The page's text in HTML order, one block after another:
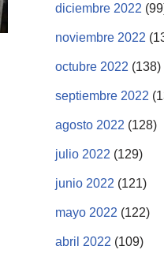
diciembre 2022
noviembre 2022
octubre 2022 (138)
septiembre 2022
agosto 2022 (128)
julio 2022 (129)
junio 2022 (121)
mayo 2022 (122)
abril 2022 (109)